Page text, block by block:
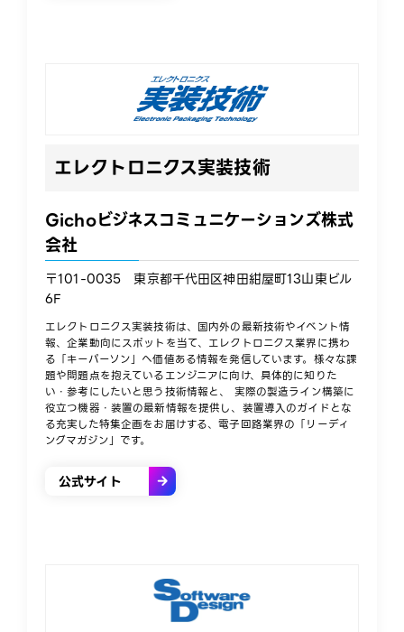
エレクトロニクス実装技術
Gichoビジネスコミュニケーションズ株式
会社
〒101-0035 東京都千代田区神田紺屋町13山東ビル
6F
エレクトロニクス実装技術は、国内外の最新技術やイベント情
報、企業動向にスポットを当て、エレクトロニクス業界に携わ
る「キーパーソン」へ価値ある情報を発信しています。様々な課
題や問題点を抱えているエンジニアに向け、具体的に知りた
い・参考にしたいと思う技術情報と、 実際の製造ライン構築に
役立つ機器・装置の最新情報を提供し、装置導入のガイドとな
る充実した特集企画をお届けする、電子回路業界の「リーディ
ングマガジン」です。​
公式サイト